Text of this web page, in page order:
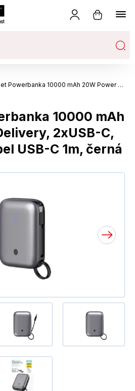
Platinet Powerbanka 10000 mAh 20W Power Delivery, 2xUSB-C, 1xUSB-A, kabel USB-C 1m, černá
10000 mAh
2xUSB-C,
USB-C 1m, černá